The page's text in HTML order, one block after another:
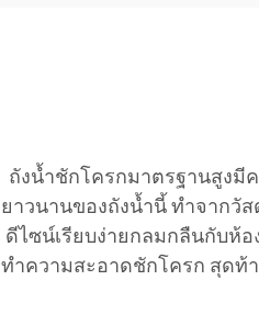
ถังน้ำชักโครกมาตรฐานสูงมี
ยาวนานของถังน้ำนี้ ทำจากวั
ดีไซน์เรียบง่ายกลมกลืนกับห้
ทำความสะอาดชักโครก สุดท้